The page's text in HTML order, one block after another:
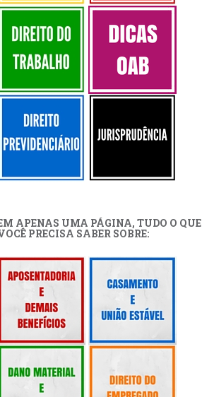
APENAS UMA PÁGINA, TUDO O QUE
PRECISA SABER SOBRE: